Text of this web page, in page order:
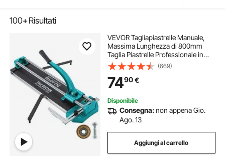
100+Risultati
VEVOR Tagliapiastrelle Manuale,
Massima Lunghezza di 800mm
Taglia Piastrelle Professionale in
Alluminio per Tagliare Tutti Tipi di
Piastrelle, Comprese Piastrelle in
Ceramica e Gres Porcellanato
(669)
7490€
Disponibile
Consegna:non appena Gio.
Ago. 13
Aggiungi al carrello